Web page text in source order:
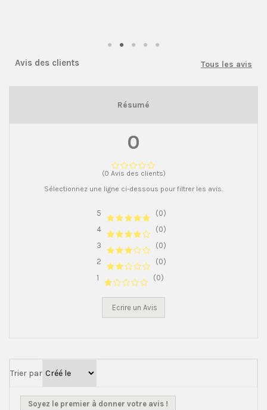
Avis des clients Tous les avis
Résumé
0
(0 Avis des clients)
Sélectionnez une ligne ci-dessous pour filtrer les avis.
5
(0)
4
(0)
3
(0)
2
(0)
1
(0)
Ecrire un Avis
Trier par
Soyez le premier à donner votre avis !